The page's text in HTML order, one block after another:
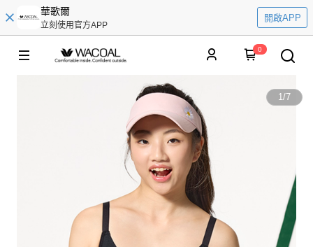
華歌爾
立刻使用官方APP
開啟APP
0
1/7